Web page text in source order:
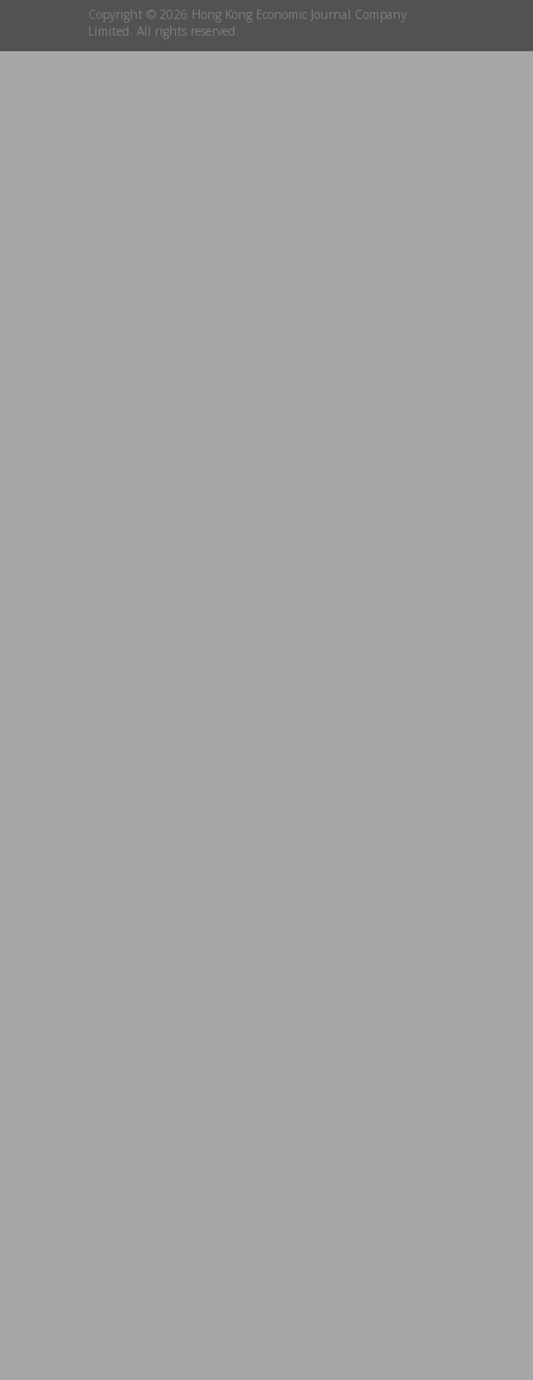
Copyright © 2026 Hong Kong Economic Journal Company
Limited. All rights reserved.